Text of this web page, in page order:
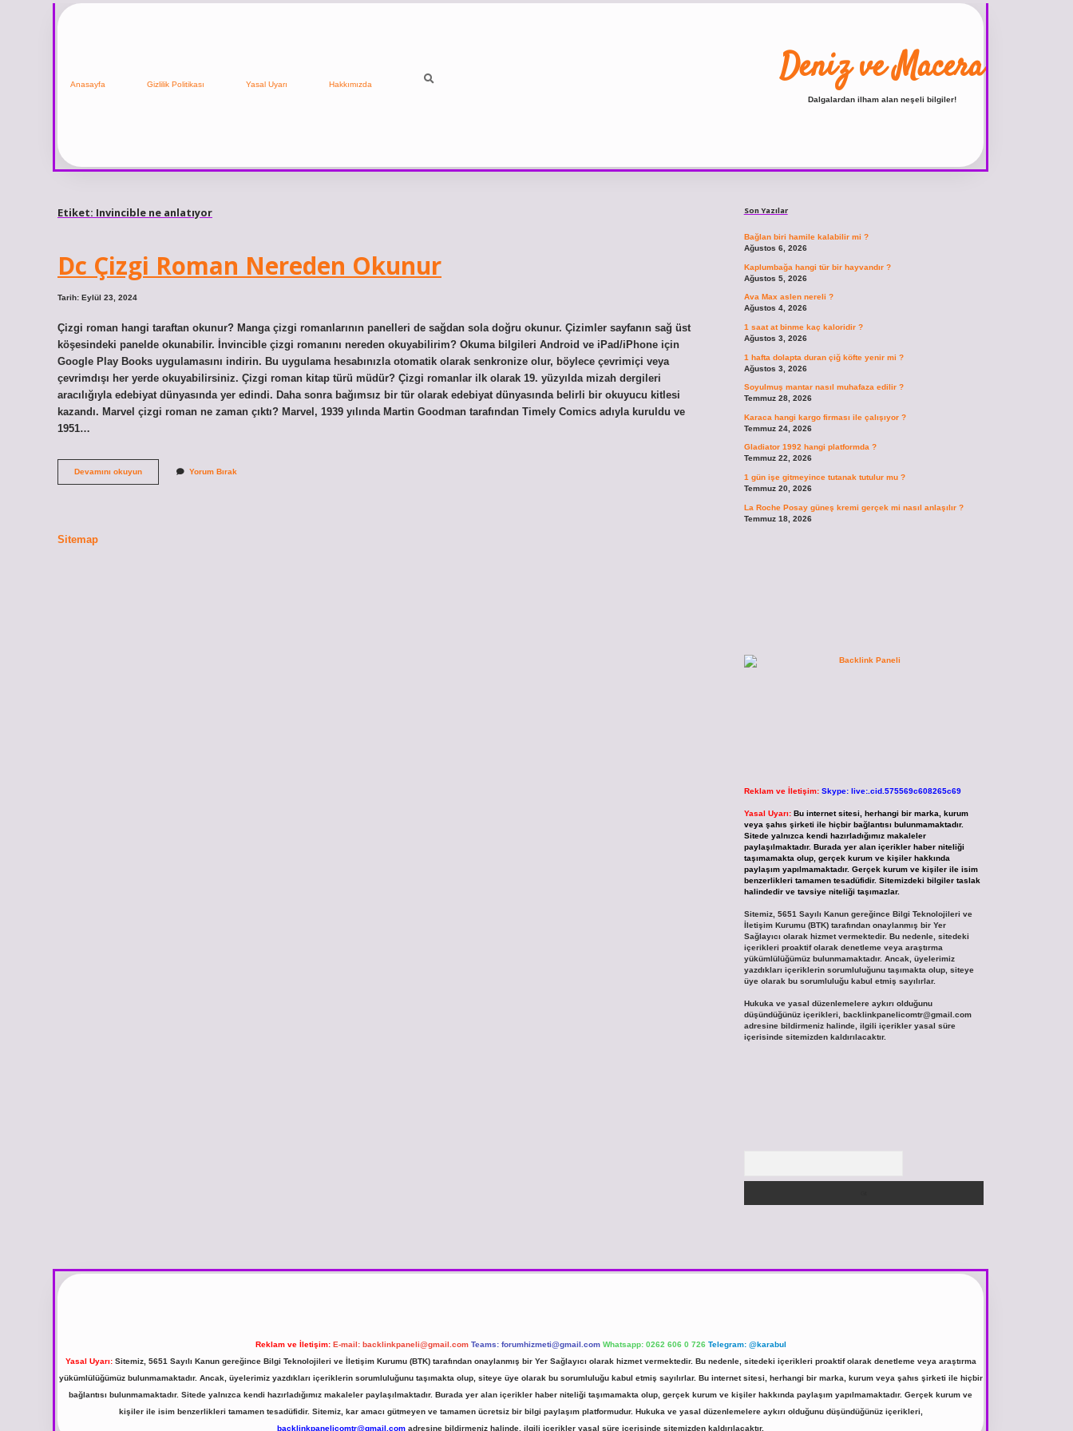
Anasayfa Gizlilik Politikası Yasal Uyarı Hakkımızda Deniz ve Macera
Dalgalardan ilham alan neşeli bilgiler!
Etiket: Invincible ne anlatıyor
Dc Çizgi Roman Nereden Okunur
Tarih: Eylül 23, 2024
Çizgi roman hangi taraftan okunur? Manga çizgi romanlarının panelleri de sağdan sola doğru okunur. Çizimler sayfanın sağ üst
köşesindeki panelde okunabilir. İnvincible çizgi romanını nereden okuyabilirim? Okuma bilgileri Android ve iPad/iPhone için
Google Play Books uygulamasını indirin. Bu uygulama hesabınızla otomatik olarak senkronize olur, böylece çevrimiçi veya
çevrimdışı her yerde okuyabilirsiniz. Çizgi roman kitap türü müdür? Çizgi romanlar ilk olarak 19. yüzyılda mizah dergileri
aracılığıyla edebiyat dünyasında yer edindi. Daha sonra bağımsız bir tür olarak edebiyat dünyasında belirli bir okuyucu kitlesi
kazandı. Marvel çizgi roman ne zaman çıktı? Marvel, 1939 yılında Martin Goodman tarafından Timely Comics adıyla kuruldu ve
1951…
Devamını okuyunDc
Çizgi
Yorum Bırak
Sitemap
Son Yazılar
Bağlan biri hamile kalabilir mi ?
Ağustos 6, 2026
Kaplumbağa hangi tür bir hayvandır ?
Ağustos 5, 2026
Ava Max aslen nereli ?
Ağustos 4, 2026
1 saat at binme kaç kaloridir ?
Ağustos 3, 2026
1 hafta dolapta duran çiğ köfte yenir mi ?
Ağustos 3, 2026
Soyulmuş mantar nasıl muhafaza edilir ?
Temmuz 28, 2026
Karaca hangi kargo firması ile çalışıyor ?
Temmuz 24, 2026
Gladiator 1992 hangi platformda ?
Temmuz 22, 2026
1 gün işe gitmeyince tutanak tutulur mu ?
Temmuz 20, 2026
La Roche Posay güneş kremi gerçek mi nasıl anlaşılır ?
Temmuz 18, 2026
Reklam ve İletişim: Skype: live:.cid.575569c608265c69
Yasal Uyarı: Bu internet sitesi, herhangi bir marka, kurum
veya şahıs şirketi ile hiçbir bağlantısı bulunmamaktadır.
Sitede yalnızca kendi hazırladığımız makaleler
paylaşılmaktadır. Burada yer alan içerikler haber niteliği
taşımamakta olup, gerçek kurum ve kişiler hakkında
paylaşım yapılmamaktadır. Gerçek kurum ve kişiler ile isim
benzerlikleri tamamen tesadüfidir. Sitemizdeki bilgiler taslak
halindedir ve tavsiye niteliği taşımazlar.
Sitemiz, 5651 Sayılı Kanun gereğince Bilgi Teknolojileri ve
İletişim Kurumu (BTK) tarafından onaylanmış bir Yer
Sağlayıcı olarak hizmet vermektedir. Bu nedenle, sitedeki
içerikleri proaktif olarak denetleme veya araştırma
yükümlülüğümüz bulunmamaktadır. Ancak, üyelerimiz
yazdıkları içeriklerin sorumluluğunu taşımakta olup, siteye
üye olarak bu sorumluluğu kabul etmiş sayılırlar.
Hukuka ve yasal düzenlemelere aykırı olduğunu
düşündüğünüz içerikleri, backlinkpanelicomtr@gmail.com
adresine bildirmeniz halinde, ilgili içerikler yasal süre
içerisinde sitemizden kaldırılacaktır.
ilbetvdcasino giriş sitesivdcasino güncel girişhttps://www.betexper.xyz/
Reklam ve İletişim: E-mail: backlinkpaneli@gmail.com Teams: forumhizmeti@gmail.com Whatsapp: 0262 606 0 726 Telegram: @karabul
Yasal Uyarı:Sitemiz, 5651 Sayılı Kanun gereğince Bilgi Teknolojileri ve İletişim Kurumu (BTK) tarafından onaylanmış bir Yer Sağlayıcı olarak hizmet vermektedir. Bu nedenle, sitedeki içerikleri proaktif olarak denetleme veya araştırma
yükümlülüğümüz bulunmamaktadır. Ancak, üyelerimiz yazdıkları içeriklerin sorumluluğunu taşımakta olup, siteye üye olarak bu sorumluluğu kabul etmiş sayılırlar. Bu internet sitesi, herhangi bir marka, kurum veya şahıs şirketi ile hiçbir
bağlantısı bulunmamaktadır. Sitede yalnızca kendi hazırladığımız makaleler paylaşılmaktadır. Burada yer alan içerikler haber niteliği taşımamakta olup, gerçek kurum ve kişiler hakkında paylaşım yapılmamaktadır. Gerçek kurum ve
kişiler ile isim benzerlikleri tamamen tesadüfidir. Sitemiz, kar amacı gütmeyen ve tamamen ücretsiz bir bilgi paylaşım platformudur. Hukuka ve yasal düzenlemelere aykırı olduğunu düşündüğünüz içerikleri,
backlinkpanelicomtr@gmail.com adresine bildirmeniz halinde, ilgili içerikler yasal süre içerisinde sitemizden kaldırılacaktır.